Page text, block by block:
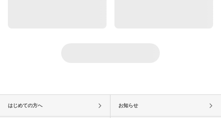
はじめての方へ お知らせ